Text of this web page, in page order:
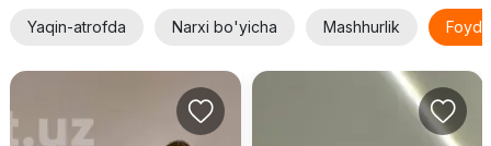
Yaqin-atrofda Narxi bo'yicha Mashhurlik